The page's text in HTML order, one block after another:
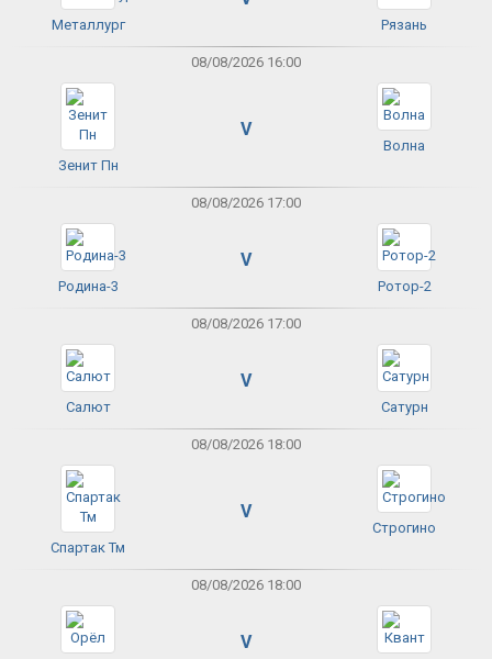
Металлург Рязань
08/08/2026 16:00
Зенит Пн
V
Волна
08/08/2026 17:00
Родина-3
V
Ротор-2
08/08/2026 17:00
Салют
V
Сатурн
08/08/2026 18:00
Спартак Тм
V
Строгино
08/08/2026 18:00
V